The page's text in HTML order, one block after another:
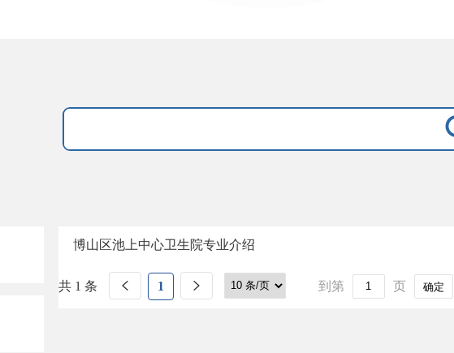
博山区池上中心卫生院专业介绍
共 1 条 1 到第 页 确定